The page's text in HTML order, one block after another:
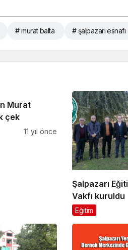
# murat balta # şalpazarı esnafı
Murat
çek
11 yıl önce
Şalpazarı
Vakfı kuruldu
Eğitim